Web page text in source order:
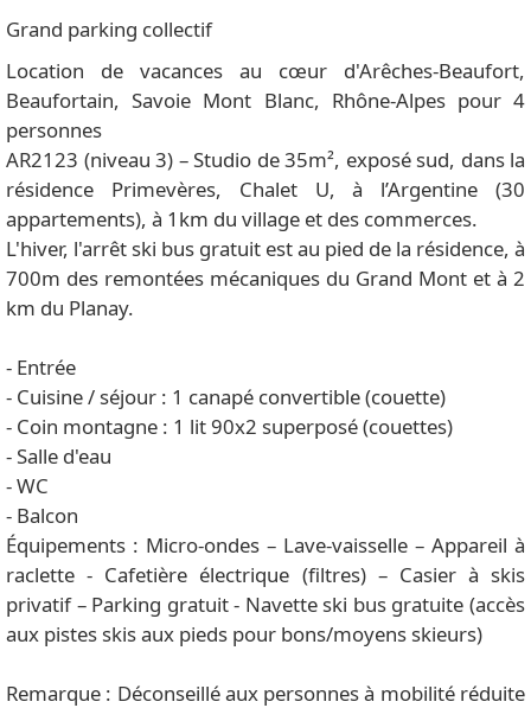
Grand parking collectif
Location de vacances au cœur d'Arêches-Beaufort,
Beaufortain, Savoie Mont Blanc, Rhône-Alpes pour 4
personnes
AR2123 (niveau 3) – Studio de 35m², exposé sud, dans la
résidence Primevères, Chalet U, à l’Argentine (30
appartements), à 1km du village et des commerces.
L'hiver, l'arrêt ski bus gratuit est au pied de la résidence, à
700m des remontées mécaniques du Grand Mont et à 2
km du Planay.
- Entrée
- Cuisine / séjour : 1 canapé convertible (couette)
- Coin montagne : 1 lit 90x2 superposé (couettes)
- Salle d'eau
- WC
- Balcon
Équipements : Micro-ondes – Lave-vaisselle – Appareil à
raclette - Cafetière électrique (filtres) – Casier à skis
privatif – Parking gratuit - Navette ski bus gratuite (accès
aux pistes skis aux pieds pour bons/moyens skieurs)
Remarque : Déconseillé aux personnes à mobilité réduite